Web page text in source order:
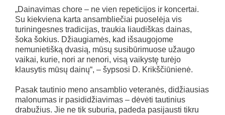
„Dainavimas chore – ne vien repeticijos ir koncertai.
Su kiekviena karta ansambliečiai puoselėja vis
turiningesnes tradicijas, traukia liaudiškas dainas,
šoka šokius. Džiaugiamės, kad išsaugojome
nemunietišką dvasią, mūsų susibūrimuose užaugo
vaikai, kurie, nori ar nenori, visą vaikystę turėjo
klausytis mūsų dainų“, – šypsosi D. Krikščiūnienė.
Pasak tautinio meno ansamblio veteranės, didžiausias
malonumas ir pasididžiavimas – dėvėti tautinius
drabužius. Jie ne tik suburia, padeda pasijausti tikru